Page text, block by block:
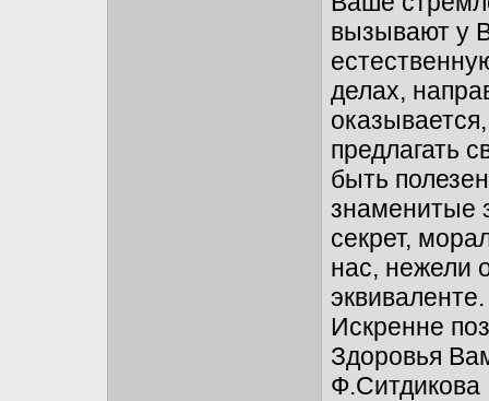
вызывают у
делах,
предлагать
быть
знаменитые
секрет,
нас, нежели
эквиваленте.
Искренне
Здоровья
Ф.Ситдикова